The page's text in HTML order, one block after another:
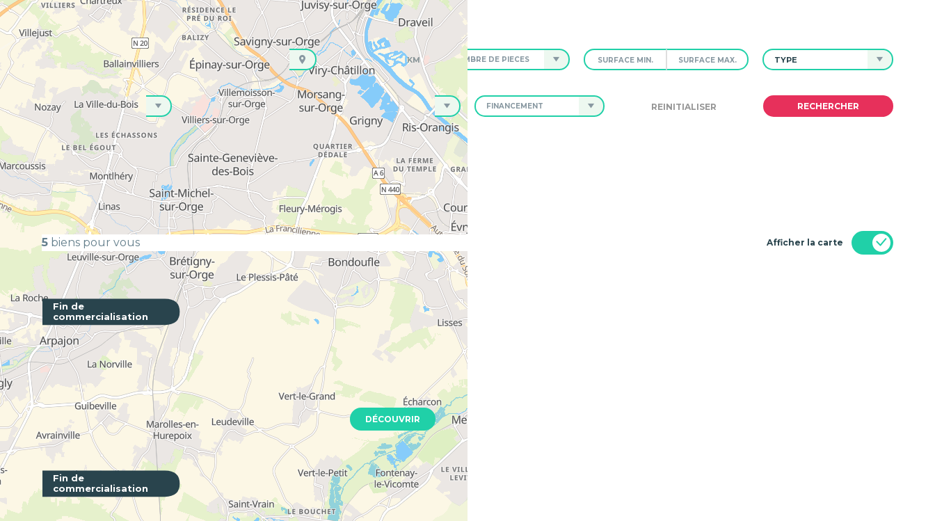
KM NOMBRE DE PIÈCES TYPE
PRESTATIONS NEUF, ANCIEN FINANCEMENT
Appartement Neuf
5 biens pour vous Afficher la carte
Fin de
commercialisation
DÉCOUVRIR
Patio Nova
GENTILLY - 94250
Fin de
commercialisation
L'Avant-Seine
PARIS - 75013